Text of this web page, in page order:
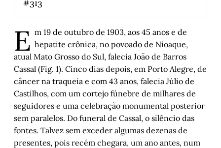
#313
Nem toda mistura é boa
Geração Z não gosta de carnaval?
“Ó, abre alas, que eu quero passar”: Dyrson
Cattani
Estória enviesada
Entre casa e marido
Histórias de Autógrafos: Michael Ruse em
Levando Darwin a sério
E m 19 de outubro de 1903, aos 45 anos e de
hepatite crônica, no povoado de Nioaque,
atual Mato Grosso do Sul, falecia João de Barros
Cassal (Fig. 1). Cinco dias depois, em Porto Alegre, de
câncer na traqueia e com 43 anos, falecia Júlio de
Castilhos, com um cortejo fúnebre de milhares de
seguidores e uma celebração monumental posterior
sem paralelos. Do funeral de Cassal, o silêncio das
fontes. Talvez sem exceder algumas dezenas de
presentes, pois recém chegara, um ano antes, num